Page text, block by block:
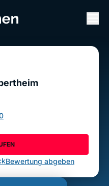
Lampertheim
Bewertung abgeben